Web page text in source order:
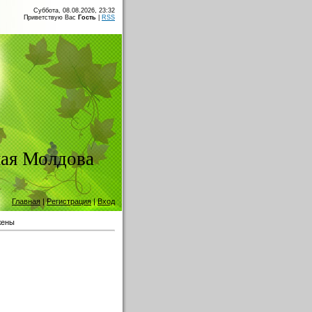
Суббота, 08.08.2026, 23:32
Приветствую Вас Гость RSS
Молдова
Главная |Регистрация|Вход